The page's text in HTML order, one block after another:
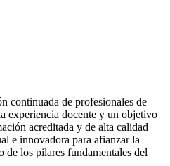
continuada de profesionales de
experiencia docente y un objetivo
acreditada y de alta calidad
e innovadora para afianzar la
los pilares fundamentales del